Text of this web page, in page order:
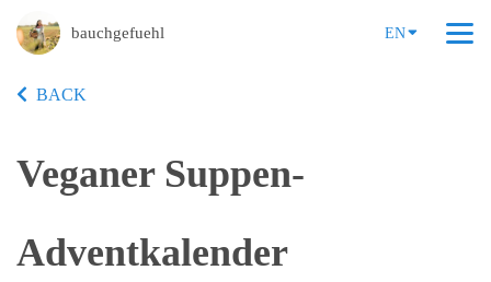
bauchgefuehl EN
BACK
Veganer Suppen-
Adventkalender